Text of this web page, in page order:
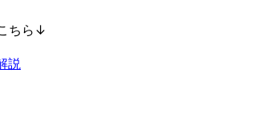
ちら↓
説